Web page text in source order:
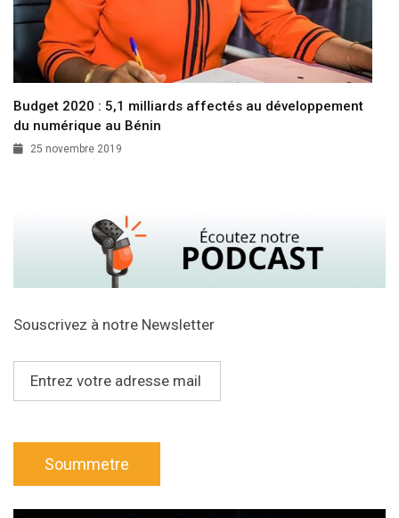
Budget 2020 : 5,1 milliards affectés au développement
du numérique au Bénin
25 novembre 2019
Souscrivez à notre Newsletter